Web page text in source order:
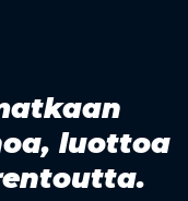
luottoa